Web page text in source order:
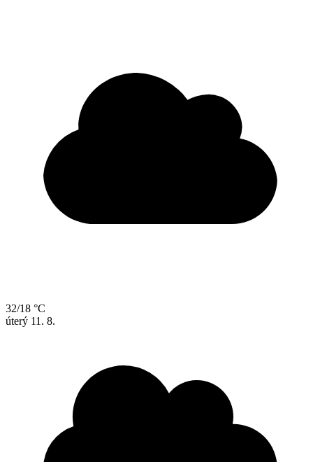
32/18 °C
úterý 11. 8.